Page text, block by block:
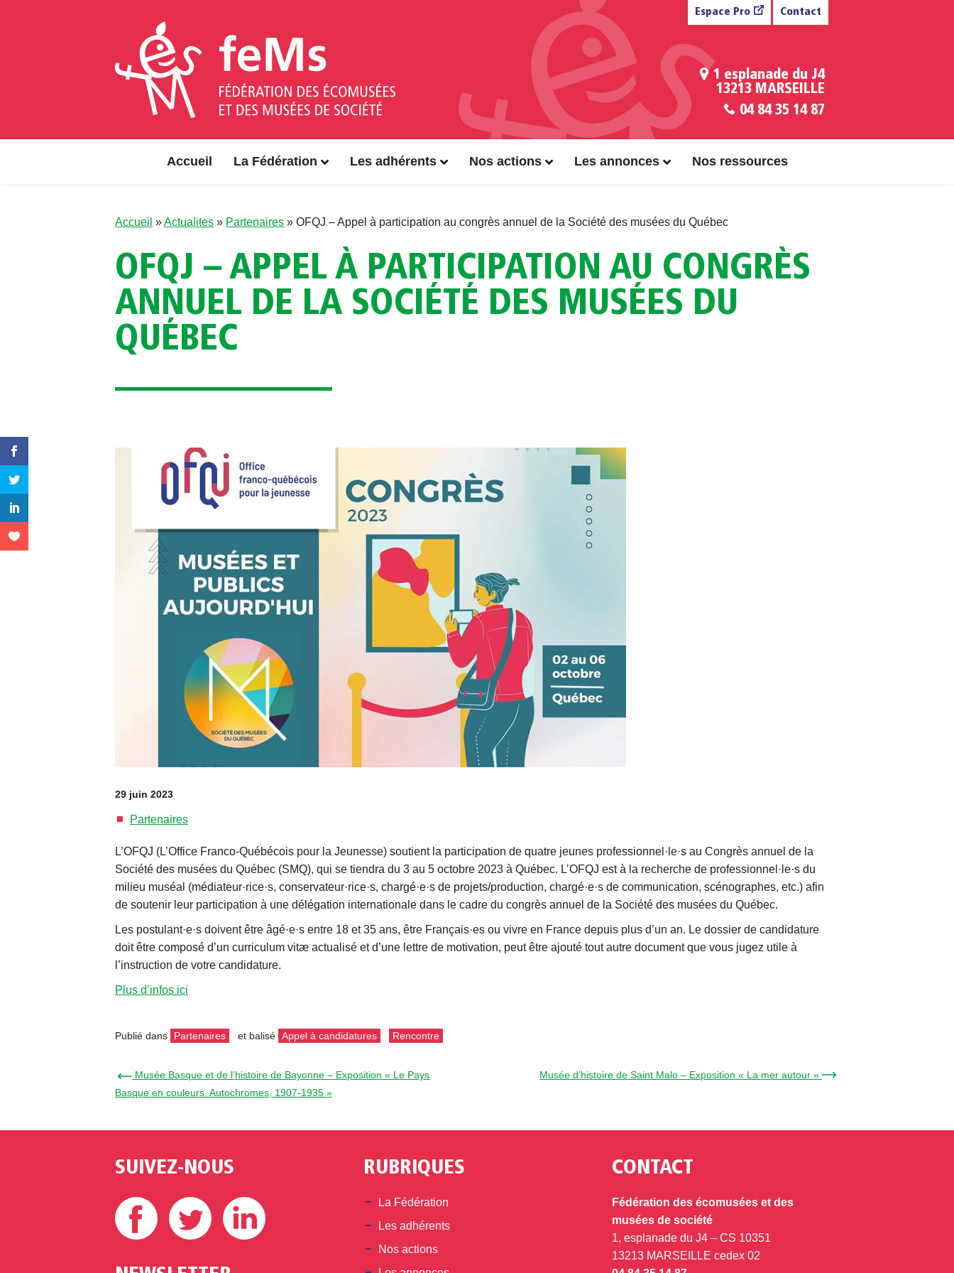
Espace Pro Contact
1 esplanade du J4
13213 MARSEILLE
04 84 35 14 87
Accueil La Fédération Les adhérents Nos actions Les annonces Nos ressources
Accueil »Actualites » Partenaires » OFQJ – Appel à participation au congrès annuel de la Société des musées du Québec
OFQJ – APPEL À PARTICIPATION AU CONGRÈS
ANNUEL DE LA SOCIÉTÉ DES MUSÉES DU
QUÉBEC
29 juin 2023
Partenaires
L’OFQJ (L’Office Franco-Québécois pour la Jeunesse) soutient la participation de quatre jeunes professionnel·le·s au Congrès annuel de la
Société des musées du Québec (SMQ), qui se tiendra du 3 au 5 octobre 2023 à Québec. L’OFQJ est à la recherche de professionnel·le·s du
milieu muséal (médiateur·rice·s, conservateur·rice·s, chargé·e·s de projets/production, chargé·e·s de communication, scénographes, etc.) afin
de soutenir leur participation à une délégation internationale dans le cadre du congrès annuel de la Société des musées du Québec.
Les postulant·e·s doivent être âgé·e·s entre 18 et 35 ans, être Français·es ou vivre en France depuis plus d’un an. Le dossier de candidature
doit être composé d’un curriculum vitæ actualisé et d’une lettre de motivation, peut être ajouté tout autre document que vous jugez utile à
l’instruction de votre candidature.
Plus d’infos ici
Publié dans Partenaires et balisé Appel à candidatures Rencontre
← Musée Basque et de l’histoire de Bayonne – Exposition « Le Pays
Basque en couleurs. Autochromes, 1907-1935 »
Musée d’histoire de Saint Malo – Exposition « La mer autour » →
SUIVEZ-NOUS
Facebook Twitter
RUBRIQUES
La Fédération
Les adhérents
Nos actions
CONTACT
Fédération des écomusées et des
musées de société
1, esplanade du J4 – CS 10351
13213 MARSEILLE cedex 02